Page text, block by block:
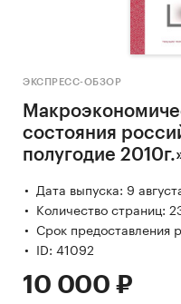
ЭКСПРЕСС-ОБЗОР
состояния
полугодие
Дата выпуска: 9
Количество страниц:
Срок предоставления
ID: 41092
10 000 ₽